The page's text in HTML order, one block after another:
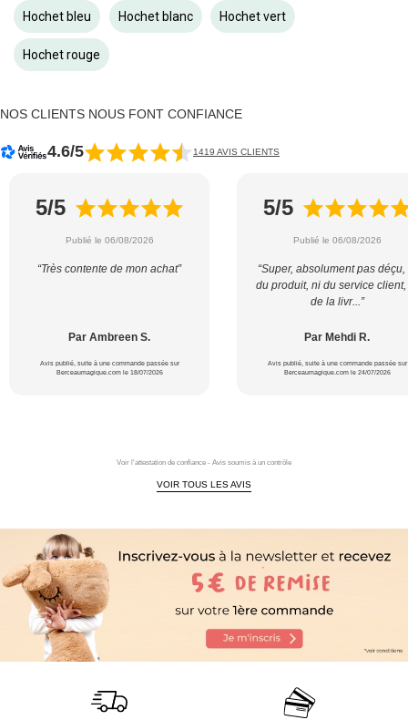
Hochet bleu Hochet blanc Hochet vert
Hochet rouge
NOS CLIENTS NOUS FONT CONFIANCE
4.6/5 1419 AVIS CLIENTS
5/5
Publié le 06/08/2026
“Très contente de mon achat”
Par Ambreen S.
Avis publié, suite à une commande passée sur
Berceaumagique.com le 18/07/2026
5/5
Publié le 06/08/2026
“Super, absolument pas déçu,
du produit, ni du service
de la livr...”
Par Mehdi R.
Avis publié, suite à une commande passée sur
Berceaumagique.com le 24/07/2026
Voir l'attestation de confiance - Avis soumis à un contrôle
VOIR TOUS LES AVIS